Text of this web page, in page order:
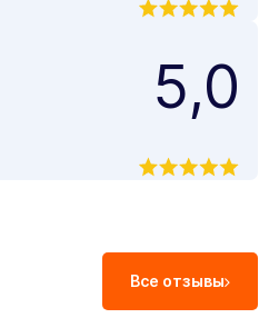
5,0
Все отзывы